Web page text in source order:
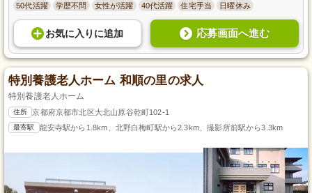
50代活躍 学歴不問 女性が活躍 40代活躍 住宅手当 日曜休み
お気に入り に追加 応募画面へ進む
特別養護老人ホーム 和順の里の求人
特別養護老人ホーム
住所 京都府京都市北区大北山原谷乾町102-1
最寄駅 龍安寺駅から1.8km、北野白梅町駅から2.3km、撮影所前駅から3.3km